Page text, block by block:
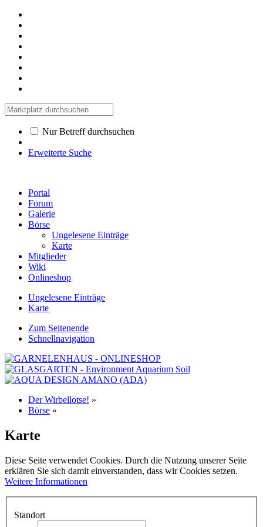
Nur Betreff durchsuchen
Erweiterte Suche
Portal
Forum
Galerie
Börse
Ungelesene Einträge
Karte
Mitglieder
Wiki
Onlineshop
Ungelesene Einträge
Karte
Zum Seitenende
Schnellnavigation
Der Wirbellotse! »
Börse »
Karte
Diese Seite verwendet Cookies. Durch die Nutzung unserer Seite
erklären Sie sich damit einverstanden, dass wir Cookies setzen.
Weitere Informationen
Standort